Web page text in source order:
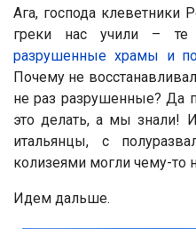
Ага, господа клеветники
греки нас учили –
разрушенные храмы и
Почему не
не раз разрушенные? Да
это делать, а мы знали!
итальянцы, с
колизеями могли чему-то
Идем дальше.